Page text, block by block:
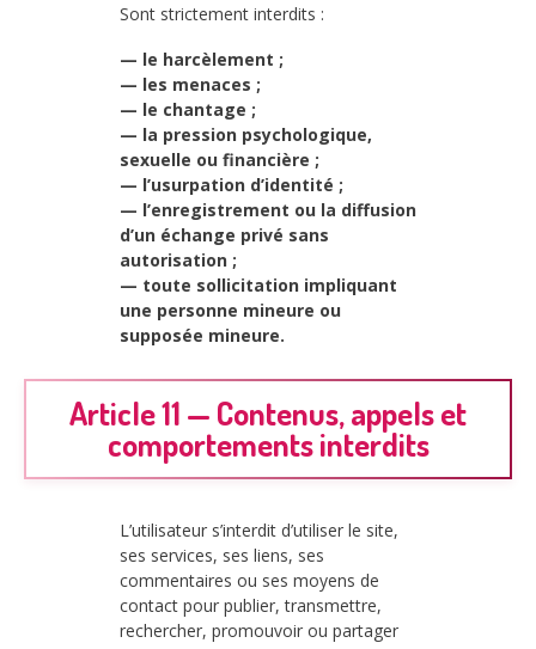
Sont strictement interdits :
— le harcèlement ;
— les menaces ;
— le chantage ;
— la pression psychologique,
sexuelle ou financière ;
— l’usurpation d’identité ;
— l’enregistrement ou la diffusion
d’un échange privé sans
autorisation ;
— toute sollicitation impliquant
une personne mineure ou
supposée mineure.
Article 11 — Contenus, appels et
comportements interdits
L’utilisateur s’interdit d’utiliser le site,
ses services, ses liens, ses
commentaires ou ses moyens de
contact pour publier, transmettre,
rechercher, promouvoir ou partager